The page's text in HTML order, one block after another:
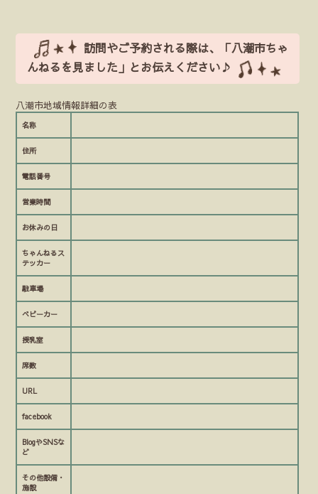
訪問やご予約される際は、「八潮市ちゃ
んねるを見ました」とお伝えください♪
八潮市地域情報詳細の表
名称
住所
電話番号
営業時間
お休みの日
ちゃんねるス
テッカー
駐車場
ベビーカー
授乳室
席数
URL
facebook
BlogやSNSな
ど
その他設備・
施設